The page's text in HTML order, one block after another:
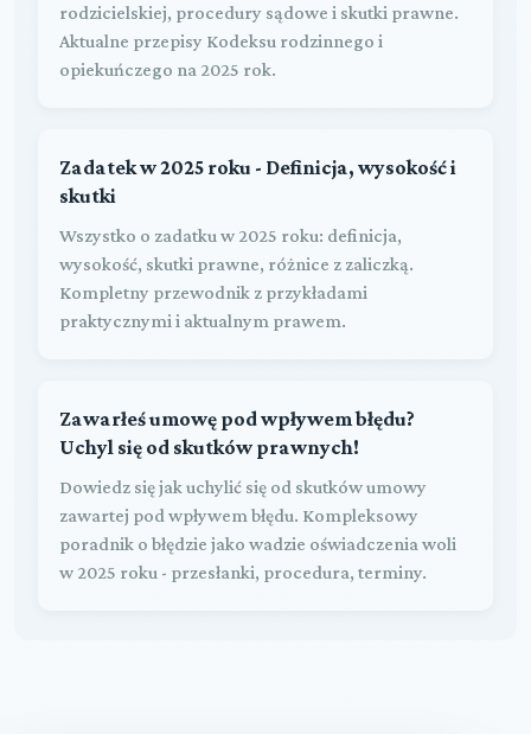
rodzicielskiej, procedury sądowe i skutki prawne.
Aktualne przepisy Kodeksu rodzinnego i
opiekuńczego na 2025 rok.
Zadatek w 2025 roku - Definicja, wysokość i
skutki
Wszystko o zadatku w 2025 roku: definicja,
wysokość, skutki prawne, różnice z zaliczką.
Kompletny przewodnik z przykładami
praktycznymi i aktualnym prawem.
Zawarłeś umowę pod wpływem błędu?
Uchyl się od skutków prawnych!
Dowiedz się jak uchylić się od skutków umowy
zawartej pod wpływem błędu. Kompleksowy
poradnik o błędzie jako wadzie oświadczenia woli
w 2025 roku - przesłanki, procedura, terminy.